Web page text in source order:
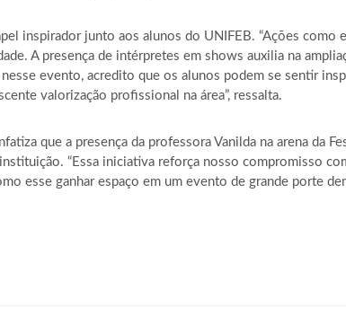
inspirador junto aos alunos do UNIFEB. “Ações
A presença de intérpretes em shows auxilia na
evento, acredito que os alunos podem se sentir
valorização profissional na área”, ressalta.
que a presença da professora Vanilda na arena da
“Essa iniciativa reforça nosso compromisso
esse ganhar espaço em um evento de grande porte